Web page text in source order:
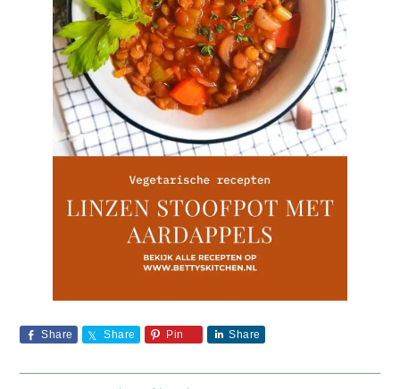
Share Share Pin Share